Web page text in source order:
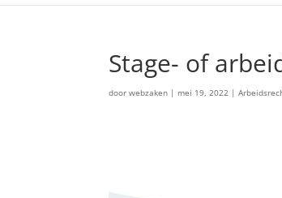
Stage- of
doorwebzaken | mei 19, 2022 |